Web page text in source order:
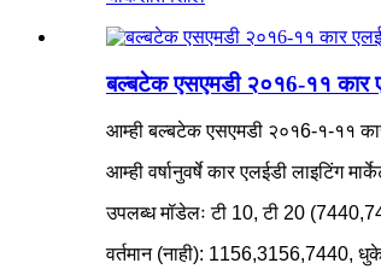
बल्बटेक एसएमडी २०१6-११ कार
आम्ही बल्बटेक एसएमडी २०१6-१-११
आम्ही वर्षानुवर्षे कार एलईडी लाइटिंग
उपलब्ध मॉडेलः टी 10, टी 20
वर्तमान (नाही): 1156,3156,7440,